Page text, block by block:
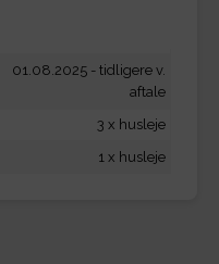
01.08.2025 - tidligere v.
aftale
3 x husleje
1 x husleje